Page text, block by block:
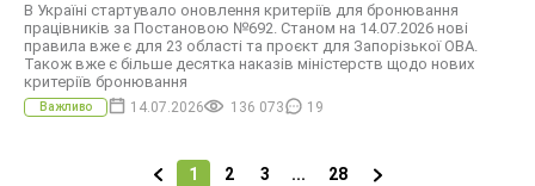
В Україні стартувало оновлення критеріїв для бронювання
працівників за Постановою №692. Станом на 14.07.2026 нові
правила вже є для 23 області та проєкт для Запорізької ОВА.
Також вже є більше десятка наказів міністерств щодо нових
критеріїв бронювання
Важливо 14.07.2026 136 073 19
1 2 3 ... 28